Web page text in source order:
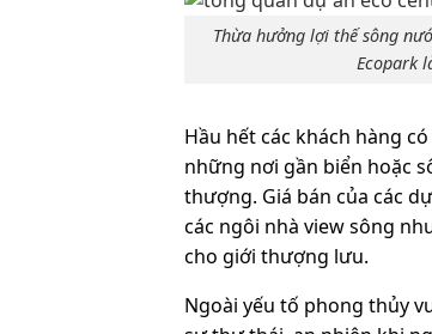
Thừa hưởng lợi thế sông
Ecopark
Hầu hết các khách hàng
những nơi gần biển hoặc
thượng. Giá bán của các
các ngôi nhà view sông
cho giới thượng lưu.
Ngoài yếu tố phong thủy